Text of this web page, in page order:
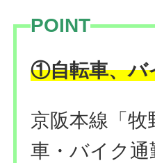
POINT
①自転車、バ
京阪本線「
車・バイク